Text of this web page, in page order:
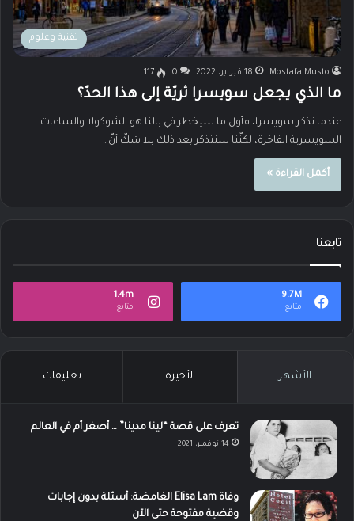
تقنية وعلوم
Mostafa Musto 18 فبراير، 2022 0
117
ما الذي يجعل سويسرا ثريّة إلى هذا الحدّ؟
عندما نذكر سويسرا، فأول ما سيخطر في بالنا هو الشوكولا والساعات
السويسرية الفاخرة، لكنّنا سنتذكر بعد ذلك بلا شكّ أنّ…
أكمل القراءة »
تابعنا
9.7M
متابع
1.4m
متابع
الأشهر الأخيرة تعليقات
تعرف على قصة “لينا مدينا” … أصغر أم في العالم
14 نوفمبر، 2021
وفاة Elisa Lam الغامضة: أسئلة بدون إجابات
وقضية مفتوحة حتى الآن